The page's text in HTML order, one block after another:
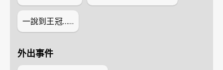
一說到王冠……
外出事件